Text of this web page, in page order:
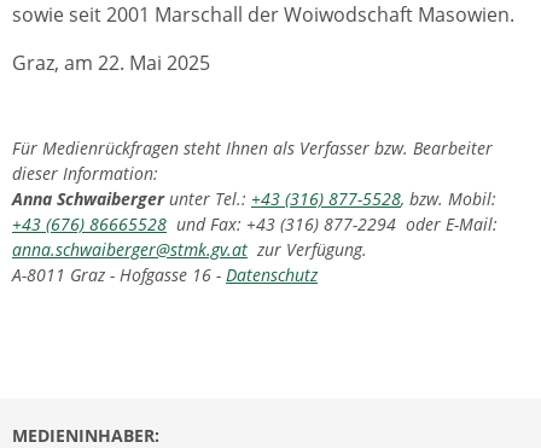
sowie seit 2001 Marschall der Woiwodschaft Masowien.
Graz, am 22. Mai 2025
Für Medienrückfragen steht Ihnen als Verfasser bzw. Bearbeiter
dieser Information:
Anna Schwaibergerunter Tel.: +43 (316) 877-5528, bzw. Mobil:
+43 (676) 86665528 und Fax: +43 (316) 877-2294 oder E-Mail:
anna.schwaiberger@stmk.gv.at zur Verfügung.
A-8011 Graz - Hofgasse 16 - Datenschutz
MEDIENINHABER: